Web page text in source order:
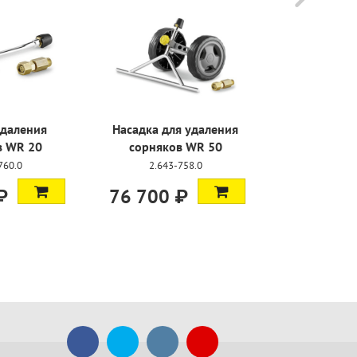
WR 20
Насадка для удаления
сорняков WR 50
2.643-758.0
76 700 ₽